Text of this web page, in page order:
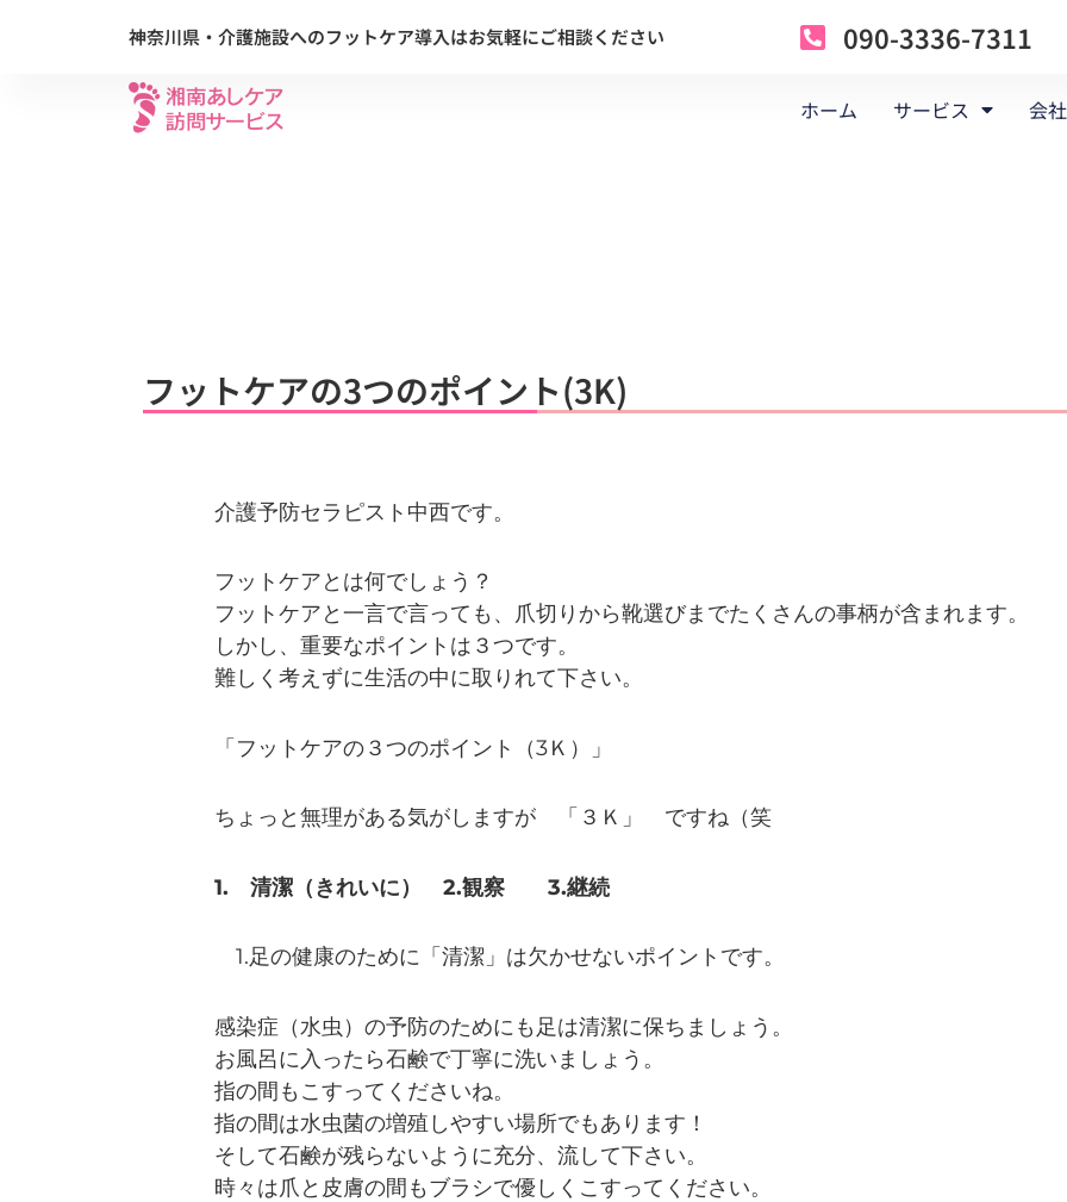
神奈川県・介護施設へのフットケア導入はお気軽にご相談ください 090-3336-7311
ホーム サービス 会
フットケアの3つのポイント(3K)
介護予防セラピスト中西です。
フットケアとは何でしょう？
フットケアと一言で言っても、爪切りから靴選びまでたくさんの事柄が含まれます。
しかし、重要なポイントは３つです。
難しく考えずに生活の中に取りれて下さい。
「フットケアの３つのポイント（3Ｋ）」
ちょっと無理がある気がしますが 「３Ｋ」 ですね（笑
1. 清潔（きれいに） 2.観察 3.継続
1.足の健康のために「清潔」は欠かせないポイントです。
感染症（水虫）の予防のためにも足は清潔に保ちましょう。
お風呂に入ったら石鹸で丁寧に洗いましょう。
指の間もこすってくださいね。
指の間は水虫菌の増殖しやすい場所でもあります！
そして石鹸が残らないように充分、流して下さい。
時々は爪と皮膚の間もブラシで優しくこすってください。